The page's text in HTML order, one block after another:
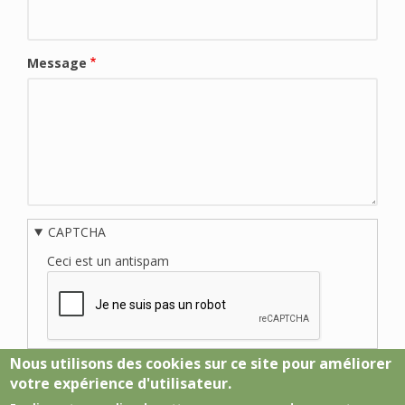
Message
CAPTCHA
Ceci est un antispam
Nous utilisons des cookies sur ce site pour améliorer
votre expérience d'utilisateur.